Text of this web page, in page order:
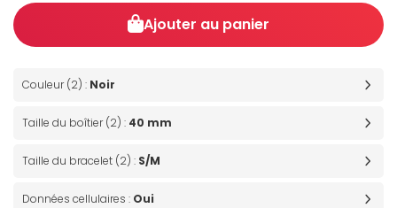
Ajouter au panier
Couleur (2) : Noir
Taille du boîtier (2) : 40 mm
Taille du bracelet (2) : S/M
Données cellulaires : Oui